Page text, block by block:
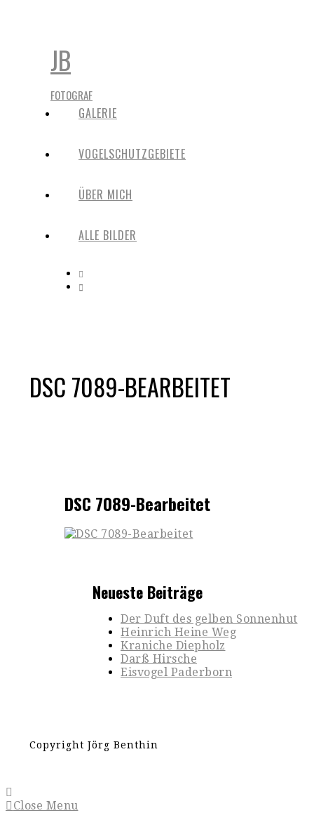
JB
FOTOGRAF
GALERIE
VOGELSCHUTZGEBIETE
ÜBER MICH
ALLE BILDER
DSC 7089-BEARBEITET
DSC 7089-Bearbeitet
Neueste Beiträge
Der Duft des gelben Sonnenhut
Heinrich Heine Weg
Kraniche Diepholz
Darß Hirsche
Eisvogel Paderborn
Copyright Jörg Benthin
Close Menu